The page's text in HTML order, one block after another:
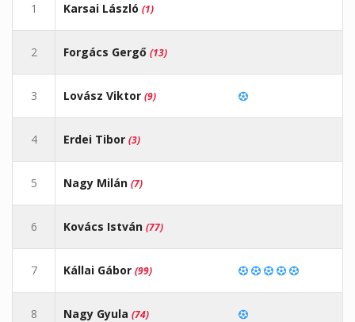
1 Karsai László (1)
2 Forgács Gergő (13)
3 Lovász Viktor (9)
4 Erdei Tibor (3)
5 Nagy Milán (7)
6 Kovács István (77)
7 Kállai Gábor (99)
8 Nagy Gyula (74)